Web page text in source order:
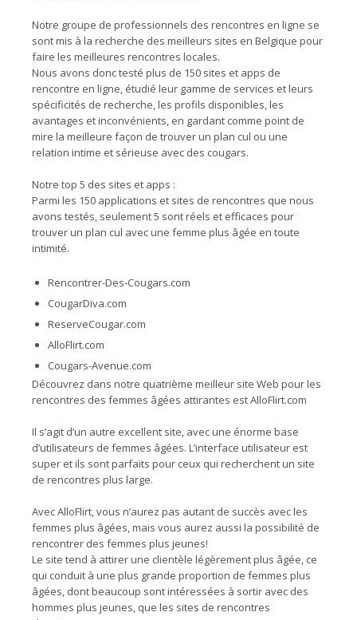
Notre groupe de professionnels des rencontres en ligne se
sont mis à la recherche des meilleurs sites en Belgique pour
faire les meilleures rencontres locales.
Nous avons donc testé plus de 150 sites et apps de
rencontre en ligne, étudié leur gamme de services et leurs
spécificités de recherche, les profils disponibles, les
avantages et inconvénients, en gardant comme point de
mire la meilleure façon de trouver un plan cul ou une
relation intime et sérieuse avec des cougars.
Notre top 5 des sites et apps :
Parmi les 150 applications et sites de rencontres que nous
avons testés, seulement 5 sont réels et efficaces pour
trouver un plan cul avec une femme plus âgée en toute
intimité.
Rencontrer-Des-Cougars.com
CougarDiva.com
ReserveCougar.com
AlloFlirt.com
Cougars-Avenue.com
Découvrez dans notre quatrième meilleur site Web pour les
rencontres des femmes âgées attirantes est AlloFlirt.com
Il s’agit d’un autre excellent site, avec une énorme base
d’utilisateurs de femmes âgées. L’interface utilisateur est
super et ils sont parfaits pour ceux qui recherchent un site
de rencontres plus large.
Avec AlloFlirt, vous n’aurez pas autant de succès avec les
femmes plus âgées, mais vous aurez aussi la possibilité de
rencontrer des femmes plus jeunes!
Le site tend à attirer une clientèle légèrement plus âgée, ce
qui conduit à une plus grande proportion de femmes plus
âgées, dont beaucoup sont intéressées à sortir avec des
hommes plus jeunes, que les sites de rencontres